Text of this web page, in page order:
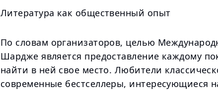
Литература как общественный опыт
По словам организаторов, целью
Шардже является предоставление каждому
найти в ней свое место. Любители
современные бестселлеры, интересующиеся